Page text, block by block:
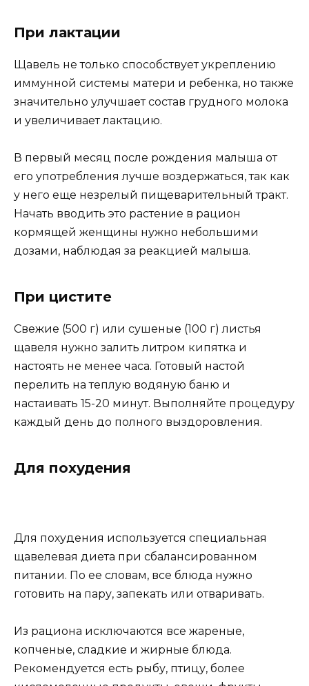
При лактации
Щавель не только способствует укреплению
иммунной системы матери и ребенка, но также
значительно улучшает состав грудного молока
и увеличивает лактацию.
В первый месяц после рождения малыша от
его употребления лучше воздержаться, так как
у него еще незрелый пищеварительный тракт.
Начать вводить это растение в рацион
кормящей женщины нужно небольшими
дозами, наблюдая за реакцией малыша.
При цистите
Свежие (500 г) или сушеные (100 г) листья
щавеля нужно залить литром кипятка и
настоять не менее часа. Готовый настой
перелить на теплую водяную баню и
настаивать 15-20 минут. Выполняйте процедуру
каждый день до полного выздоровления.
Для похудения
Для похудения используется специальная
щавелевая диета при сбалансированном
питании. По ее словам, все блюда нужно
готовить на пару, запекать или отваривать.
Из рациона исключаются все жареные,
копченые, сладкие и жирные блюда.
Рекомендуется есть рыбу, птицу, более